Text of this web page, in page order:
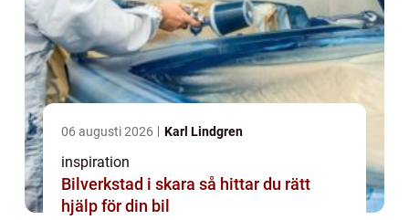
06 augusti 2026 Karl Lindgren
inspiration
Bilverkstad i skara så hittar du rätt
hjälp för din bil